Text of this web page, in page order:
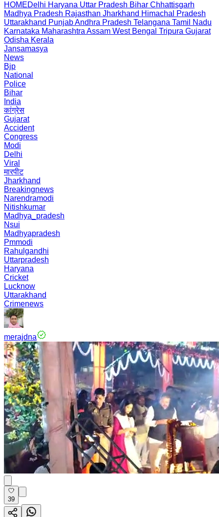
HOMEDelhi Haryana Uttar Pradesh Bihar Chhattisgarh
Madhya Pradesh Rajasthan Jharkhand Himachal Pradesh
Uttarakhand PunjabAndhra Pradesh Telangana Tamil Nadu
Karnataka Maharashtra Assam West Bengal Tripura Gujarat
Odisha Kerala
Jansamasya
News
Bjp
National
Police
Bihar
India
कांग्रेस
Gujarat
Accident
Congress
Modi
Delhi
Viral
मारपीट
Jharkhand
Breakingnews
Narendramodi
Nitishkumar
Madhya_pradesh
Nsui
Madhyapradesh
Pmmodi
Rahulgandhi
Uttarpradesh
Haryana
Cricket
Lucknow
Uttarakhand
Crimenews
merajdna
39